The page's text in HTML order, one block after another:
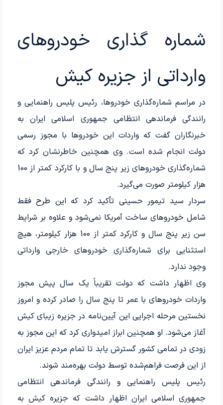
شماره گذاری خودروهای
وارداتی از جزیره کیش
در مراسم شماره‌گذاری خودروها، رئیس پلیس راهنمایی و
رانندگی فرماندهی انتظامی جمهوری اسلامی ایران به
خبرنگاران گفت که واردات این خودروها با مجوز رسمی
دولت انجام شده است. وی همچنین خاطرنشان کرد که
شماره‌گذاری خودروهای زیر پنج سال و با کارکرد کمتر از 100
هزار کیلومتر صورت می‌گیرد.
سردار سید تیمور حسینی تأکید کرد که این طرح فقط
شامل خودروهای ساخت آمریکا نمی‌شود و علاوه بر شرایط
سن زیر پنج سال و کارکرد کمتر از 100 هزار کیلومتر، هیچ
استثنایی برای شماره‌گذاری خودروهای خارجی وارداتی
وجود ندارد.
وی اظهار داشت که دولت تقریباً یک سال پیش مجوز
واردات خودروهای با عمر تا پنج سال را صادر کرده و امروز
نخستین مرحله اجرایی این آیین‌نامه در جزیره زیبای کیش
آغاز می‌شود. او همچنین ابراز امیدواری کرد که این مجوز به
زودی در تمامی کشور گسترش یابد تا تمام مردم عزیز ایران
از این فرصت فراهم‌شده توسط دولت بهره‌مند شوند.
رئیس پلیس راهنمایی و رانندگی فرماندهی انتظامی
جمهوری اسلامی ایران اظهار داشت که جزیره کیش به